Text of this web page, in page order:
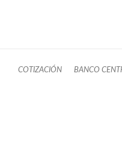
COTIZACIÓN BANCO